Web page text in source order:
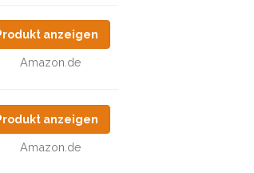
anzeigen
Amazon.de
anzeigen
Amazon.de